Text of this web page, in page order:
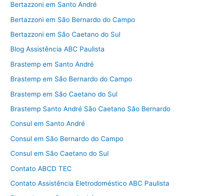
Bertazzoni em Santo André
Bertazzoni em São Bernardo do Campo
Bertazzoni em São Caetano do Sul
Blog Assistência ABC Paulista
Brastemp em Santo André
Brastemp em São Bernardo do Campo
Brastemp em São Caetano do Sul
Brastemp Santo André São Caetano São Bernardo
Consul em Santo André
Consul em São Bernardo do Campo
Consul em São Caetano do Sul
Contato ABCD TEC
Contato Assistência Eletrodoméstico ABC Paulista